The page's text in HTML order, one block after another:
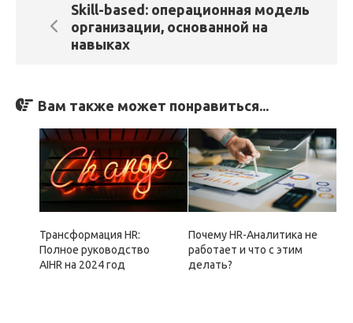
Skill-based: операционная модель
организации, основанной на
навыках
Вам также может понравиться...
Трансформация HR:
Полное руководство
AIHR на 2024 год
Почему HR-Аналитика не
работает и что с этим
делать?